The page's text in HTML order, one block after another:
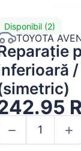
Disponibil (2)
TOYOTA